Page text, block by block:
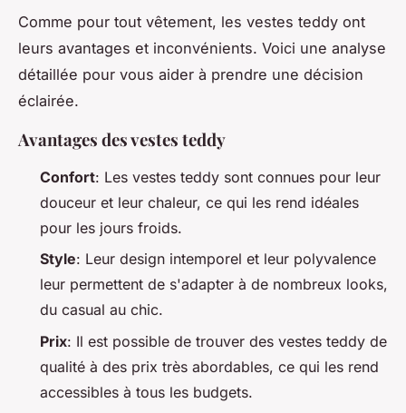
Comme pour tout vêtement, les vestes teddy ont
leurs avantages et inconvénients. Voici une analyse
détaillée pour vous aider à prendre une décision
éclairée.
Avantages des vestes teddy
Confort: Les vestes teddy sont connues pour leur
douceur et leur chaleur, ce qui les rend idéales
pour les jours froids.
Style: Leur design intemporel et leur polyvalence
leur permettent de s'adapter à de nombreux looks,
du casual au chic.
Prix: Il est possible de trouver des vestes teddy de
qualité à des prix très abordables, ce qui les rend
accessibles à tous les budgets.